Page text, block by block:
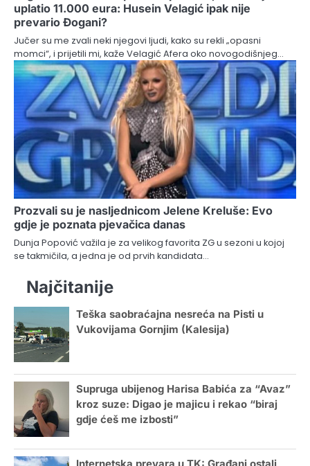
uplatio 11.000 eura: Husein Velagić ipak nije
prevario Đogani?
Jučer su me zvali neki njegovi ljudi, kako su rekli „opasni
momci“, i prijetili mi, kaže Velagić Afera oko novogodišnjeg…
Prozvali su je nasljednicom Jelene Kreluše: Evo
gdje je poznata pjevačica danas
Dunja Popović važila je za velikog favorita ZG u sezoni u kojoj
se takmičila, a jedna je od prvih kandidata…
Najčitanije
Teška saobraćajna nesreća na Pisti u
Vukovijama Gornjim (Kalesija)
Supruga ubijenog Harisa Babića za “Avaz”
kroz suze: Digao je majicu i rekao “biraj
gdje ćeš me izbosti”